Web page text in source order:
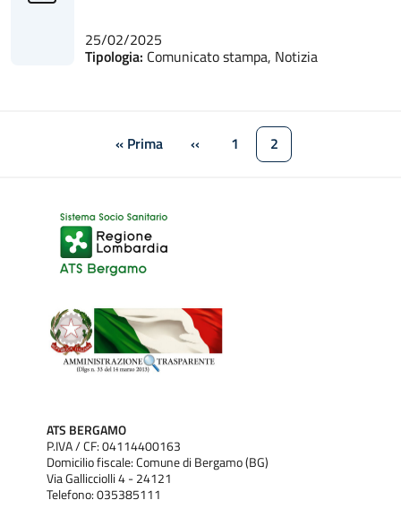
25/02/2025
Tipologia: Comunicato stampa, Notizia
Paginazione
Prima pagina
« Prima Pagina precedente
‹‹ Pagina
1 Pagina attuale
2
ATS BERGAMO
P.IVA / CF: 04114400163
Domicilio fiscale: Comune di Bergamo (BG)
Via Gallicciolli 4 - 24121
Telefono: 035385111